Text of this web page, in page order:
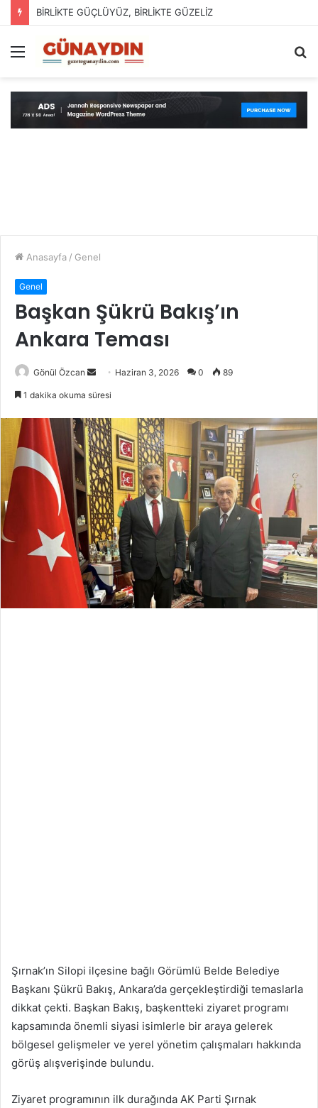
BİRLİKTE GÜÇLÜYÜZ, BİRLİKTE GÜZELİZ
Menü
Anasayfa / Genel
Genel
Başkan Şükrü Bakış’ın
Ankara Teması
Gönül Özcan
e
-
p
o
s
t
a
g
ö
n
d
e
Haziran 3, 2026 0 89
1 dakika okuma süresi
Şırnak’ın Silopi ilçesine bağlı Görümlü Belde Belediye
Başkanı Şükrü Bakış, Ankara’da gerçekleştirdiği temaslarla
dikkat çekti. Başkan Bakış, başkentteki ziyaret programı
kapsamında önemli siyasi isimlerle bir araya gelerek
bölgesel gelişmeler ve yerel yönetim çalışmaları hakkında
görüş alışverişinde bulundu.
Ziyaret programının ilk durağında AK Parti Şırnak